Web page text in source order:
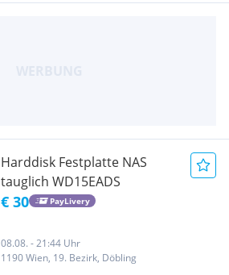
Harddisk Festplatte NAS
tauglich WD15EADS
€ 30 PayLivery
08.08. - 21:44 Uhr
1190 Wien, 19. Bezirk, Döbling